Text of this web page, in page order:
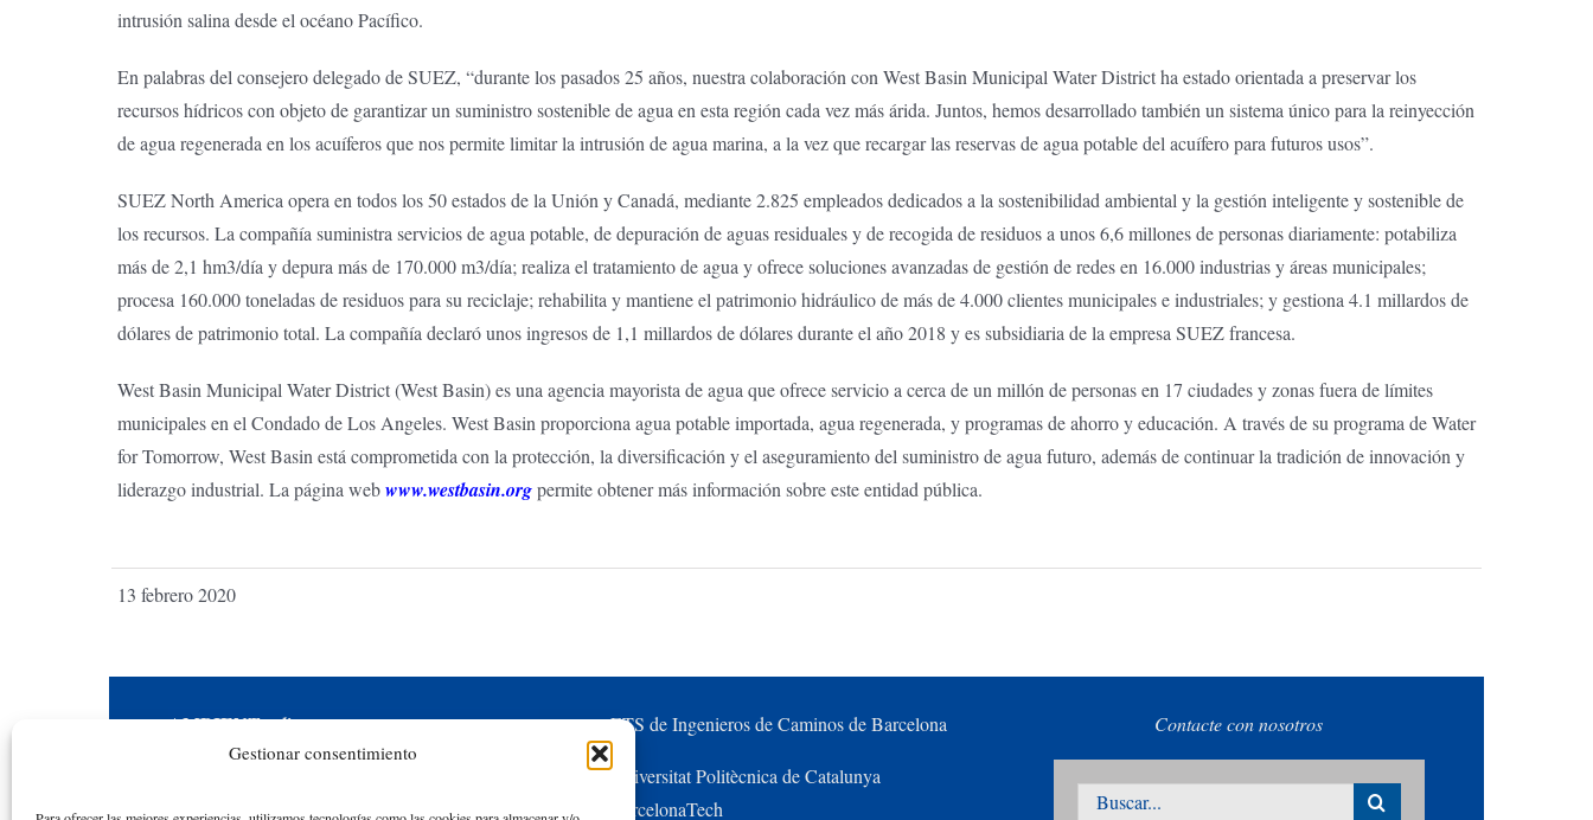
Gestionar consentimiento
intrusión salina desde el océano Pacífico.
En palabras del consejero delegado de SUEZ, “durante los pasados 25 años, nuestra colaboración con West Basin Municipal Water District ha estado orientada a preservar los
recursos hídricos con objeto de garantizar un suministro sostenible de agua en esta región cada vez más árida. Juntos, hemos desarrollado también un sistema único para la reinyección
de agua regenerada en los acuíferos que nos permite limitar la intrusión de agua marina, a la vez que recargar las reservas de agua potable del acuífero para futuros usos”.
SUEZ North America opera en todos los 50 estados de la Unión y Canadá, mediante 2.825 empleados dedicados a la sostenibilidad ambiental y la gestión inteligente y sostenible de
los recursos. La compañía suministra servicios de agua potable, de depuración de aguas residuales y de recogida de residuos a unos 6,6 millones de personas diariamente: potabiliza
más de 2,1 hm3/día y depura más de 170.000 m3/día; realiza el tratamiento de agua y ofrece soluciones avanzadas de gestión de redes en 16.000 industrias y áreas municipales;
procesa 160.000 toneladas de residuos para su reciclaje; rehabilita y mantiene el patrimonio hidráulico de más de 4.000 clientes municipales e industriales; y gestiona 4.1 millardos de
dólares de patrimonio total. La compañía declaró unos ingresos de 1,1 millardos de dólares durante el año 2018 y es subsidiaria de la empresa SUEZ francesa.
West Basin Municipal Water District (West Basin) es una agencia mayorista de agua que ofrece servicio a cerca de un millón de personas en 17 ciudades y zonas fuera de límites
municipales en el Condado de Los Angeles. West Basin proporciona agua potable importada, agua regenerada, y programas de ahorro y educación. A través de su programa de Water
for Tomorrow, West Basin está comprometida con la protección, la diversificación y el aseguramiento del suministro de agua futuro, además de continuar la tradición de innovación y
liderazgo industrial. La página webwww.westbasin.orgpermite obtener más información sobre este entidad pública.
13 febrero 2020
AMBIENTonline
reconocimiento a la actividad académica de los
ETS de Ingenieros de Caminos de Barcelona
Universitat Politècnica de Catalunya
BarcelonaTech
Contacte con nosotros
Buscar: